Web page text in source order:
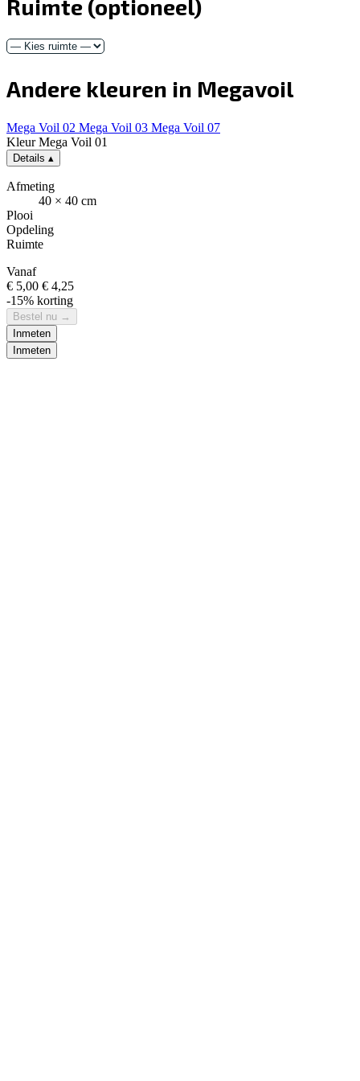
Ruimte (optioneel)
Andere kleuren in Megavoil
Mega Voil 02 Mega Voil 03 Mega Voil 07
Kleur Mega Voil 01
Details ▴
Afmeting
40 × 40 cm
Plooi
Opdeling
Ruimte
Vanaf
€ 5,00 € 4,25
-15% korting
Bestel nu →
Inmeten
Inmeten